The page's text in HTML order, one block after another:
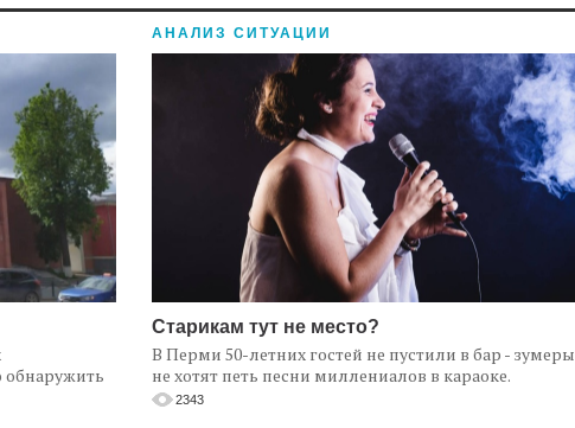
АНАЛИЗ СИТУАЦИИ
Старикам тут не место?
В Перми 50-летних гостей не пустили в бар - зумеры
не хотят петь песни миллениалов в караоке.
2343